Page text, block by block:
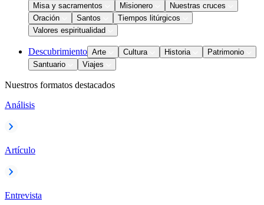
Misa y sacramentos
Misionero
Nuestras cruces
Oración
Santos
Tiempos litúrgicos
Valores espiritualidad
Descubrimiento Arte Cultura Historia
Patrimonio
Santuario
Viajes
Nuestros formatos destacados
Análisis
Artículo
Entrevista